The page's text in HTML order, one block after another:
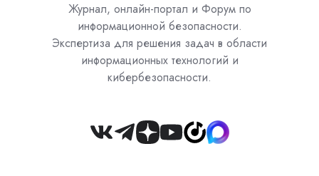
Журнал, онлайн-портал и Форум по
информационной безопасности.
Экспертиза для решения задач в области
информационных технологий и
кибербезопасности.
Join